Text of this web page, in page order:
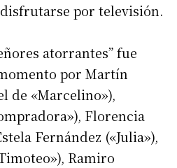
por televisión.
atorrantes” fue
por Martín
de «Marcelino»),
Florencia
Fernández («Julia»),
Ramiro